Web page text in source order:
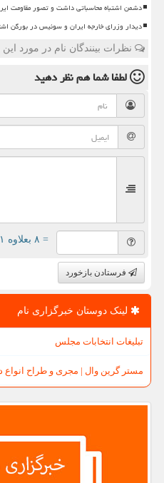
دشمن اشتباه محاسباتی داشت و تصور مقاومت
دیدار وزرای خارجه ایران و سوئیس در بورگن
نظرات بینندگان نام در مورد
لطفا شما همنظر دهید
= ۸ بعلاوه ۱
فرستادن بازخورد
لینک دوستان خبرگزاری نام
تبلیغات انتخابات مجلس
مستر گرین وال | مجری و طراح انواع